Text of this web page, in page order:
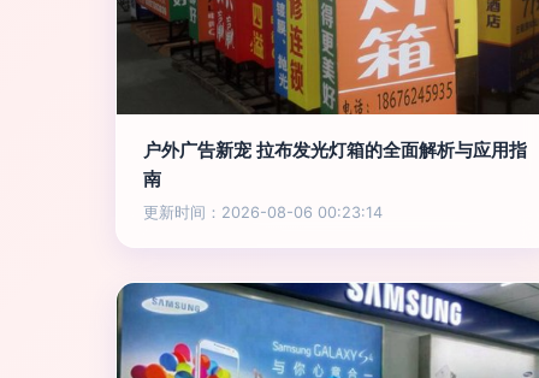
户外广告新宠 拉布发光灯箱的全面解析与应用指
南
更新时间：2026-08-06 00:23:14